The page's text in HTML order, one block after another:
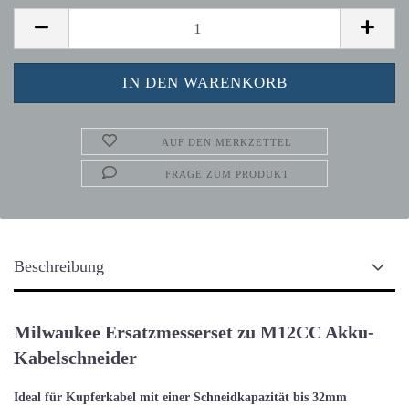
AUF DEN MERKZETTEL
FRAGE ZUM PRODUKT
Beschreibung
Milwaukee Ersatzmesserset zu M12CC Akku-
Kabelschneider
Ideal für Kupferkabel mit einer Schneidkapazität bis 32mm